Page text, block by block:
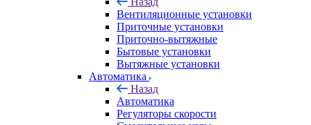
Вентиляционные установки
Приточные установки
Приточно-вытяжные
Бытовые установки
Вытяжные установки
Автоматика
Назад
Автоматика
Регуляторы скорости